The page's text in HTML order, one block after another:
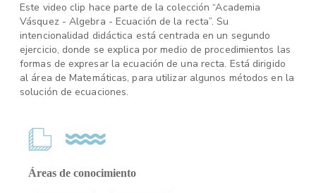
Este video clip hace parte de la colección “Academia
Vásquez - Algebra - Ecuación de la recta”. Su
intencionalidad didáctica está centrada en un segundo
ejercicio, donde se explica por medio de procedimientos las
formas de expresar la ecuación de una recta. Está dirigido
al área de Matemáticas, para utilizar algunos métodos en la
solución de ecuaciones.
Áreas de conocimiento